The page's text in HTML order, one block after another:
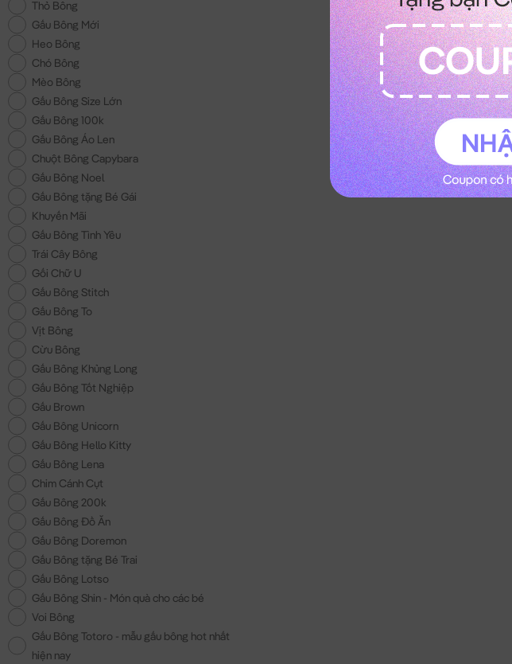
Thỏ Bông
Gấu Bông Mới
Heo Bông
Chó Bông
Mèo Bông
Gấu Bông Size Lớn
Gấu Bông 100k
Gấu Bông Áo Len
Chuột Bông Capybara
Gấu Bông Noel
Gấu Bông tặng Bé Gái
Khuyến Mãi
Gấu Bông Tình Yêu
Trái Cây Bông
Gối Chữ U
Gấu Bông Stitch
Gấu Bông To
Vịt Bông
Cừu Bông
Gấu Bông Khủng Long
Gấu Bông Tốt Nghiệp
Gấu Brown
Gấu Bông Unicorn
Gấu Bông Hello Kitty
Gấu Bông Lena
Chim Cánh Cụt
Gấu Bông 200k
Gấu Bông Đồ Ăn
Gấu Bông Doremon
Gấu Bông tặng Bé Trai
Gấu Bông Lotso
Gấu Bông Shin - Món quà cho các bé
Voi Bông
Gấu Bông Totoro - mẫu gấu bông hot nhất
hiện nay